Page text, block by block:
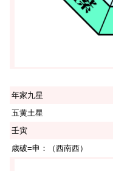
年家九星
五黄土星
壬寅
歳破=申：（西南西）